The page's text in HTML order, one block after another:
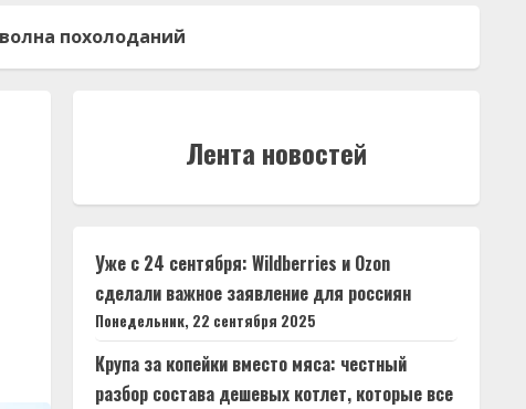
похолоданий
Лента новостей
Уже с 24 сентября: Wildberries и Ozon
сделали важное заявление для россиян
Понедельник, 22 сентября 2025
Крупа за копейки вместо мяса: честный
разбор состава дешевых котлет, которые все